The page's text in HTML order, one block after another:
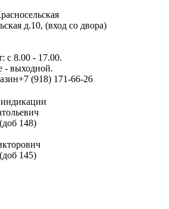
д.10, (вход со двора)
с 8.00 - 17.00.
- выходной.
+7 (918) 171-66-26
148)
145)